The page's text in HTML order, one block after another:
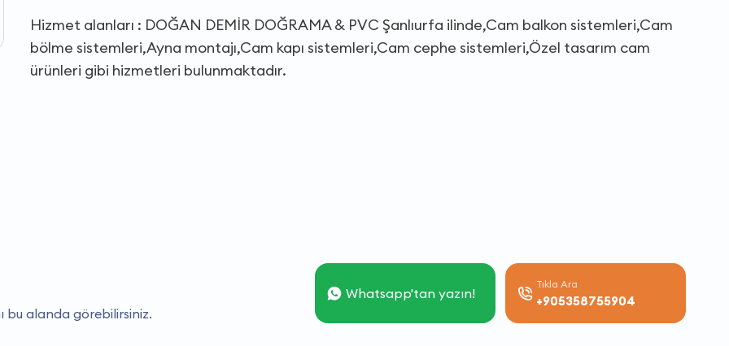
Hizmet alanları : DOĞAN DEMİR DOĞRAMA & PVC Şanlıurfa ilinde,Cam balkon sistemleri,Cam
bölme sistemleri,Ayna montajı,Cam kapı sistemleri,Cam cephe sistemleri,Özel tasarım cam
ürünleri gibi hizmetleri bulunmaktadır.
bu alanda görebilirsiniz.
Whatsapp'tan yazın!
Tıkla Ara
+905358755904